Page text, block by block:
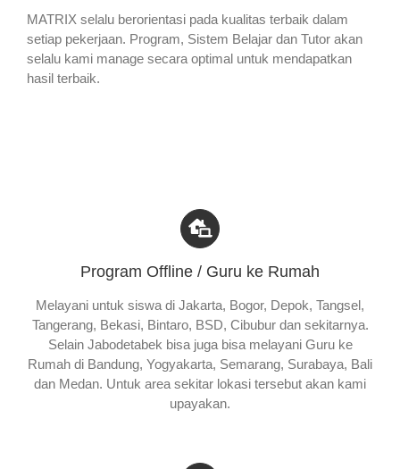
MATRIX selalu berorientasi pada kualitas terbaik dalam
setiap pekerjaan. Program, Sistem Belajar dan Tutor akan
selalu kami manage secara optimal untuk mendapatkan
hasil terbaik.
Program Offline / Guru ke Rumah
Melayani untuk siswa di Jakarta, Bogor, Depok, Tangsel,
Tangerang, Bekasi, Bintaro, BSD, Cibubur dan sekitarnya.
Selain Jabodetabek bisa juga bisa melayani Guru ke
Rumah di Bandung, Yogyakarta, Semarang, Surabaya, Bali
dan Medan. Untuk area sekitar lokasi tersebut akan kami
upayakan.